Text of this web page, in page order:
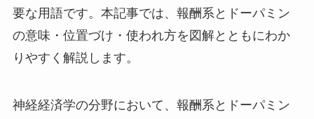
要な用語です。本記事では、報酬系とドーパミン
の意味・位置づけ・使われ方を図解とともにわか
りやすく解説します。
神経経済学の分野において、報酬系とドーパミン